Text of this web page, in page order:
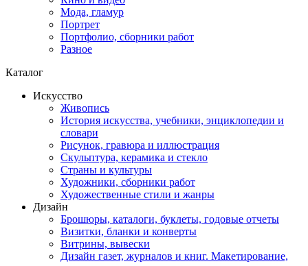
Мода, гламур
Портрет
Портфолио, сборники работ
Разное
Каталог
Искусство
Живопись
История искусства, учебники, энциклопедии и
словари
Рисунок, гравюра и иллюстрация
Скульптура, керамика и стекло
Страны и культуры
Художники, сборники работ
Художественные стили и жанры
Дизайн
Брошюры, каталоги, буклеты, годовые отчеты
Визитки, бланки и конверты
Витрины, вывески
Дизайн газет, журналов и книг. Макетирование,